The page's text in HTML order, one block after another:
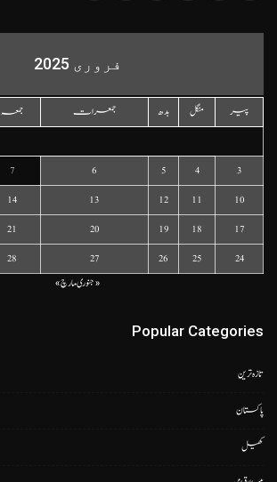
فروری 2025
پیر منگل بدھ جمعرات جمعہ
3
4
5
6
7
10
11
12
13
14
17
18
19
20
21
24
25
26
27
28
« جنوریمارچ »
Popular Categories
تازہ ترین
پاکستان
کھیل